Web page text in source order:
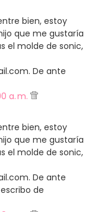
bien, estoy
que me gustaría
el molde de sonic,
De ante
a. m.
bien, estoy
que me gustaría
el molde de sonic,
De ante
de